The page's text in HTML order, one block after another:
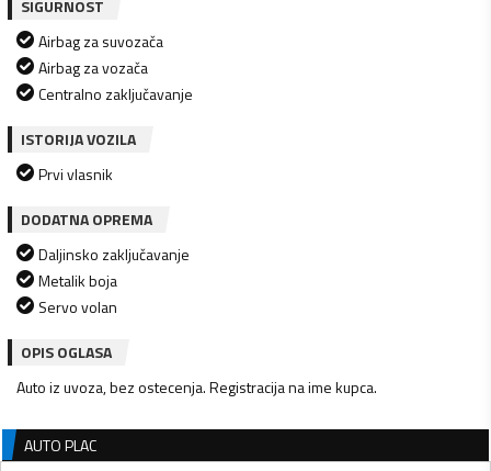
SIGURNOST
Airbag za suvozača
Airbag za vozača
Centralno zaključavanje
ISTORIJA VOZILA
Prvi vlasnik
DODATNA OPREMA
Daljinsko zaključavanje
Metalik boja
Servo volan
OPIS OGLASA
Auto iz uvoza, bez ostecenja. Registracija na ime kupca.
AUTO PLAC